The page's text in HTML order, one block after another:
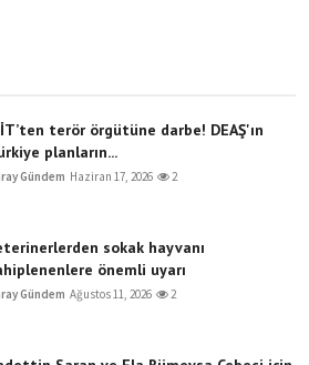
terör örgütüne darbe! DEAŞ'ın
planların...
Gündem Haziran 17, 2026 2
sokak hayvanı
önemli uyarı
Gündem Ağustos 11, 2026 2